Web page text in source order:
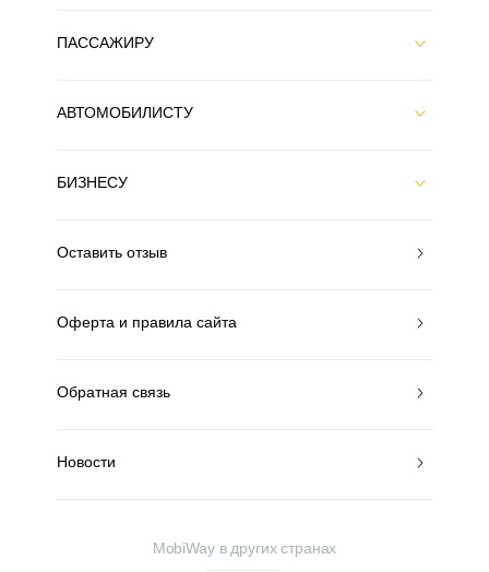
ПАССАЖИРУ
АВТОМОБИЛИСТУ
БИЗНЕСУ
Оставить отзыв
Оферта и правила сайта
Обратная связь
Новости
MobiWay в других странах